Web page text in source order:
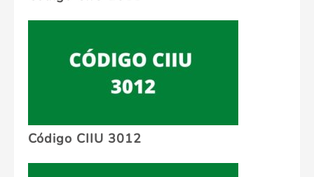
Código CIIU 3012